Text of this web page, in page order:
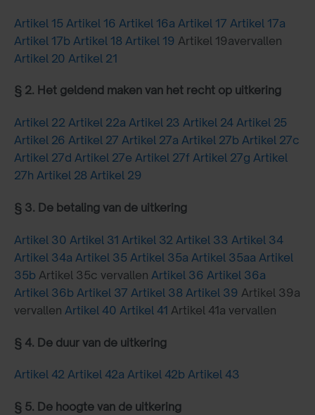
Artikel 15 Artikel 16 Artikel 16a Artikel 17 Artikel 17a
Artikel 17b Artikel 18 Artikel 19 Artikel 19avervallen
Artikel 20 Artikel 21
§ 2. Het geldend maken van het recht op uitkering
Artikel 22 Artikel 22a Artikel 23 Artikel 24 Artikel 25
Artikel 26 Artikel 27 Artikel 27a Artikel 27b Artikel 27c
Artikel 27d Artikel 27e Artikel 27f Artikel 27g Artikel
27h Artikel 28 Artikel 29
§ 3. De betaling van de uitkering
Artikel 30 Artikel 31 Artikel 32 Artikel 33 Artikel 34
Artikel 34a Artikel 35 Artikel 35a Artikel 35aa Artikel
35b Artikel 35c vervallen Artikel 36 Artikel 36a
Artikel 36b Artikel 37 Artikel 38 Artikel 39 Artikel 39a
vervallen Artikel 40 Artikel 41 Artikel 41a vervallen
§ 4. De duur van de uitkering
Artikel 42 Artikel 42a Artikel 42b Artikel 43
§ 5. De hoogte van de uitkering